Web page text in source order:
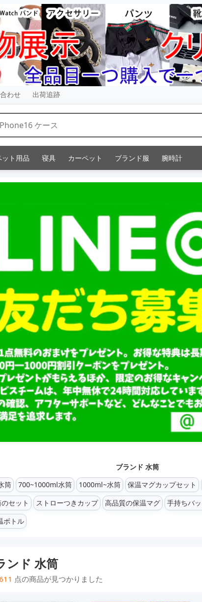
わせ 出荷追跡
ット用品 寝具 カーペット ブランド服 腕時計
ブランド 水筒
筒 700~1000ml水筒 1000ml~水筒 保温マグカップセット
セット ストローつきカップ 高品質の保温マグ 手持ちバ
ボトル
ンド 水筒
点の商品が見つかりました